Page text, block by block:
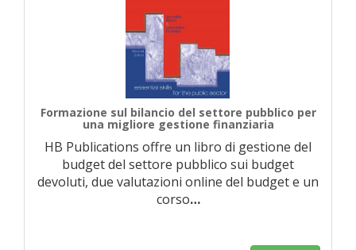
Formazione sul bilancio del settore pubblico per
una migliore gestione finanziaria
HB Publications offre un libro di gestione del
budget del settore pubblico sui budget
devoluti, due valutazioni online del budget e un
corso…